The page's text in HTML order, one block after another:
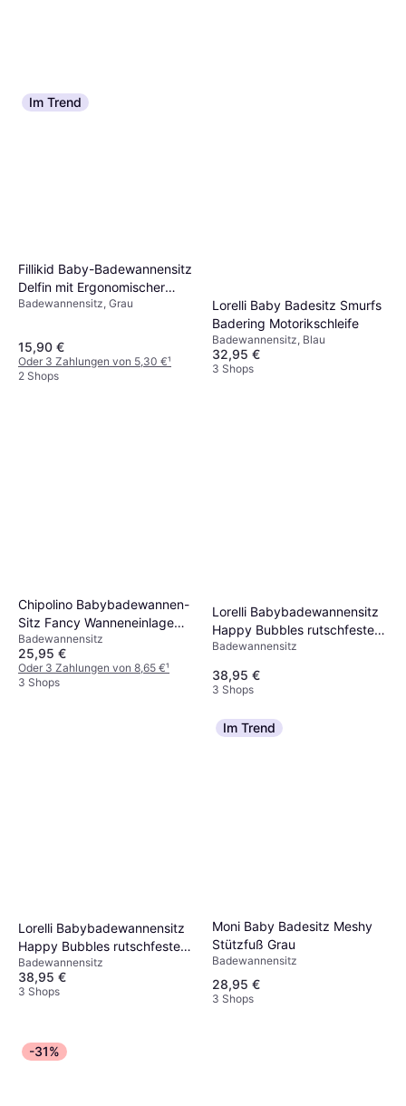
Im Trend
Fillikid Baby-Badewannensitz
Delfin mit Ergonomischer
Form Grau
Badewannensitz, Grau
15,90 €
Oder 3 Zahlungen von 5,30 €¹
2 Shops
Lorelli Baby Badesitz Smurfs
Badering Motorikschleife
Badewannensitz, Blau
32,95 €
3 Shops
Chipolino Babybadewannen-
Sitz Fancy Wanneneinlage
Soft-Touch-Material
rutschfest rosa
Badewannensitz
25,95 €
Oder 3 Zahlungen von 8,65 €¹
3 Shops
Lorelli Babybadewannensitz
Happy Bubbles rutschfeste
Basis, hohe Rückenlehne rosa
Badewannensitz
38,95 €
3 Shops
Lorelli Babybadewannensitz
Happy Bubbles rutschfeste
Basis, hohe Rückenlehne blau
Badewannensitz
38,95 €
3 Shops
Im Trend
Moni Baby Badesitz Meshy
Stützfuß Grau
Badewannensitz
28,95 €
3 Shops
-31%